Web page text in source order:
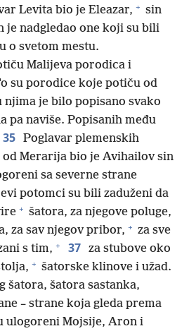
Levita bio je Eleazar, + sin
je nadgledao one koji su bili
o svetom mestu.
Malijeva porodica i
su porodice koje potiču od
njima je bilo popisano svako
pa naviše. Popisanih među
35 Poglavar plemenskih
Merarija bio je Avihailov sin
sa severne strane
potomci su bili zaduženi da
+ šatora, za njegove poluge,
za sav njegov pribor, + za sve
s tim, + 37 za stubove oko
+ šatorske klinove i užad.
šatora, šatora sastanka,
– strane koja gleda prema
ulogoreni Mojsije, Aron i